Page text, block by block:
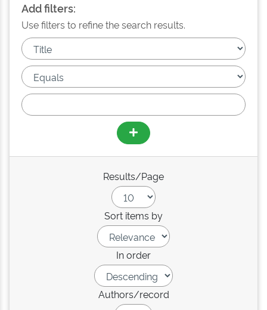
Add filters:
Use filters to refine the search results.
Results/Page
Sort items by
In order
Authors/record